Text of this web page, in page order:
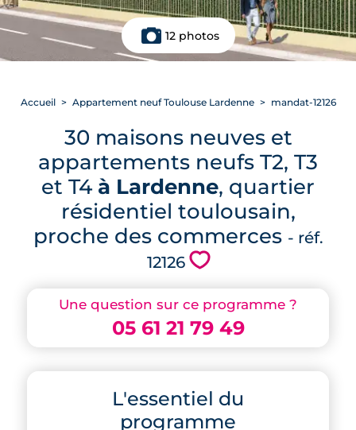
12 photos
Une question sur ce programme ?
05 61 21 79 49
L'essentiel du
programme
Accueil Appartement neuf Toulouse Lardenne mandat-12126
30 maisons neuves et
appartements neufs T2, T3
et T4 à Lardenne, quartier
résidentiel toulousain,
proche des commerces - réf.
12126 💗